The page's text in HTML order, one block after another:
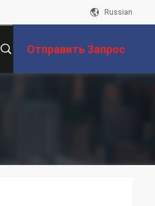
Russian
Отправить Запрос